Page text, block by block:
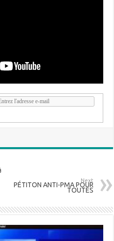
Next
PÉTITON ANTI-PMA POUR
TOUTES